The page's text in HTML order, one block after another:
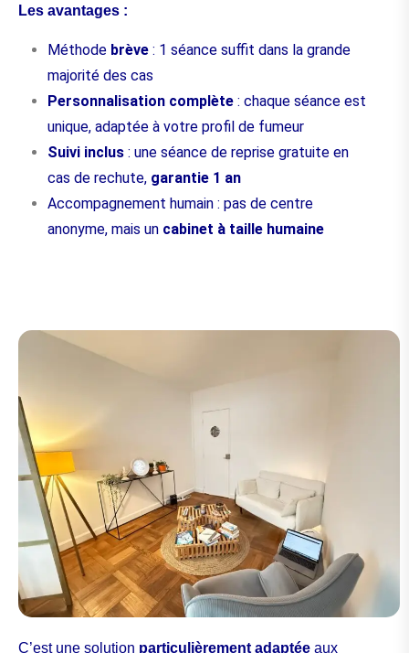
Les avantages :
Méthode brève : 1 séance suffit dans la grande
majorité des cas
Personnalisation complète : chaque séance est
unique, adaptée à votre profil de fumeur
Suivi inclus : une séance de reprise gratuite en
cas de rechute, garantie 1 an
Accompagnement humain : pas de centre
anonyme, mais un cabinet à taille humaine
C’est une solution particulièrement adaptée aux